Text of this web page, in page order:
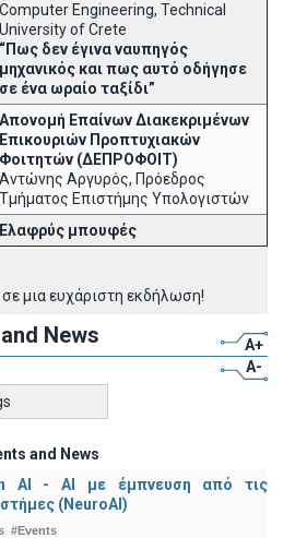
Computer Engineering, Technical
University of Crete
“Πως δεν έγινα ναυπηγός
μηχανικός και πως αυτό οδήγησε
σε ένα ωραίο ταξίδι”
Απονομή Επαίνων Διακεκριμένων
Επικουριών Προπτυχιακών
Φοιτητών (ΔΕΠΡΟΦΟΙΤ)
Αντώνης Αργυρός, Πρόεδρος
Τμήματος Επιστήμης Υπολογιστών
Ελαφρύς μπουφές
μια ευχάριστη εκδήλωση!
News
A+
A-
and News
AI - ΑΙ με έμπνευση από τις
(NeuroAI)
#Events